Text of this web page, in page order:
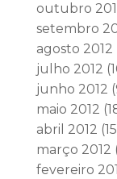
outubro
setembro
agosto 2012
julho 2012
junho 2012
maio 2012
abril 2012
março 2012
fevereiro